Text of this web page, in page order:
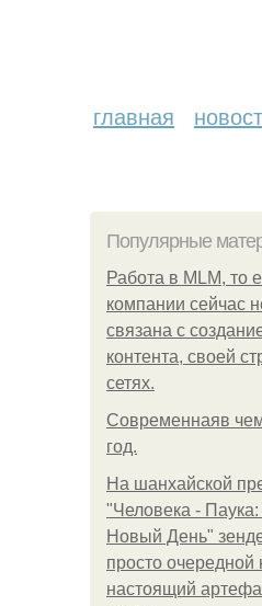
главная
Популярные
Работа в MLM, то
компании сейчас
связана с
контента, своей
сетях.
Современнаяв
год.
На шанхайской
"Человека -
Новый День"
просто очередной
настоящий